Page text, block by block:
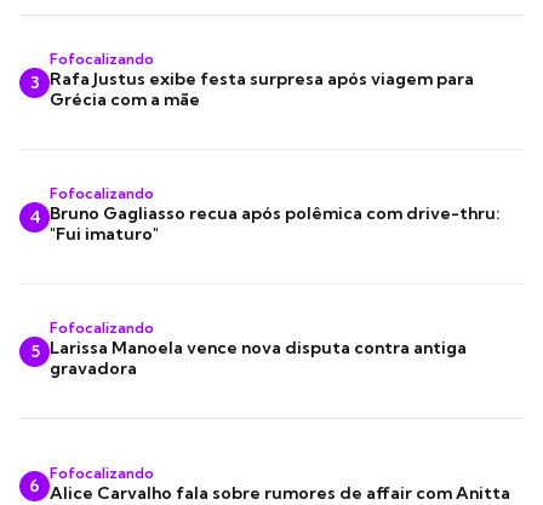
3
Fofocalizando
Rafa Justus exibe festa surpresa após viagem para
Grécia com a mãe
4
Fofocalizando
Bruno Gagliasso recua após polêmica com drive-thru:
"Fui imaturo"
5
Fofocalizando
Larissa Manoela vence nova disputa contra antiga
gravadora
6
Fofocalizando
Alice Carvalho fala sobre rumores de affair com Anitta